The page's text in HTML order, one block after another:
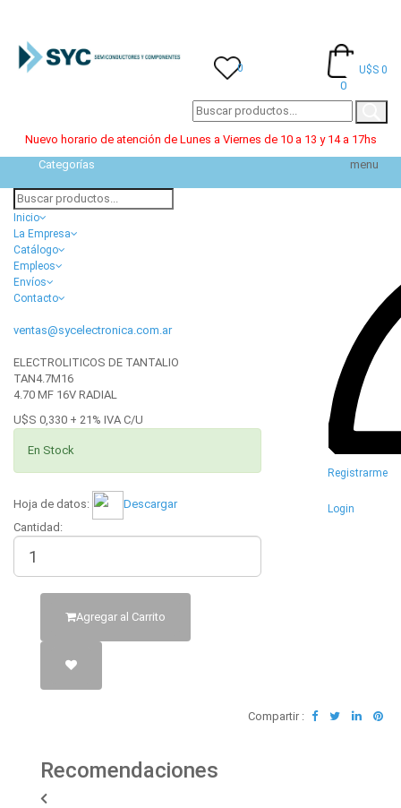
Registrarme
Login
0
0
U$S 0
Nuevo horario de atención de Lunes a Viernes de 10 a 13 y 14 a 17hs
Categorías
menu
Inicio
La Empresa
Catálogo
Empleos
Envíos
Contacto
ventas@sycelectronica.com.ar
ELECTROLITICOS DE TANTALIO
TAN4.7M16
4.70 MF 16V RADIAL
U$S 0,330 + 21% IVA C/U
En Stock
Hoja de datos:
Descargar
Cantidad:
Agregar al Carrito
Compartir :
Recomendaciones